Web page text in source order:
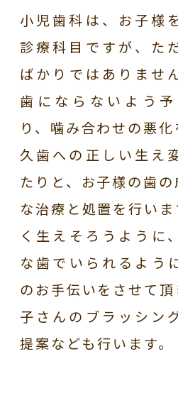
小児歯科は、お子様
診療科目ですが、た
ばかりではありませ
歯にならないよう
り、噛み合わせの悪
久歯への正しい生え
たりと、お子様の歯
な治療と処置を行い
く生えそろうように
な歯でいられるよう
のお手伝いをさせて
子さんのブラッシン
提案なども行います。